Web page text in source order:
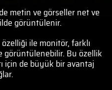
metin ve görseller net ve
görüntülenir.
özelliği ile monitör, farklı
görüntülenebilir. Bu özellik
için de büyük bir avantaj